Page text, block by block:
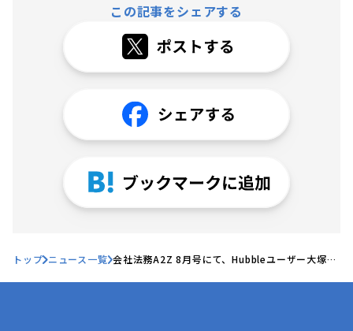
この記事をシェアする
トップ ニュース一覧 会社法務A2Z 8月号にて、Hubbleユーザー大塚製